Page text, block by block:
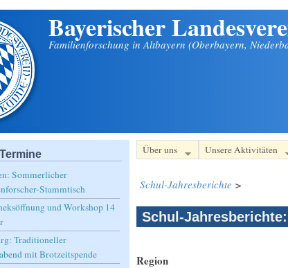
Bayerischer
Familienforschung in Altbayern (Oberbayern,
Über uns Unsere Aktivitäten
Schul-Jahresberichte >
Schul-
Region
Sommerlicher
Stammtisch
und Workshop 14
Traditioneller
mit Brotzeitspende